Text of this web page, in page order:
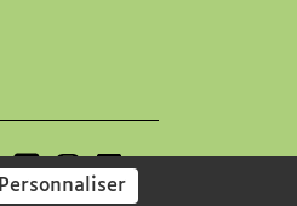
Personnaliser